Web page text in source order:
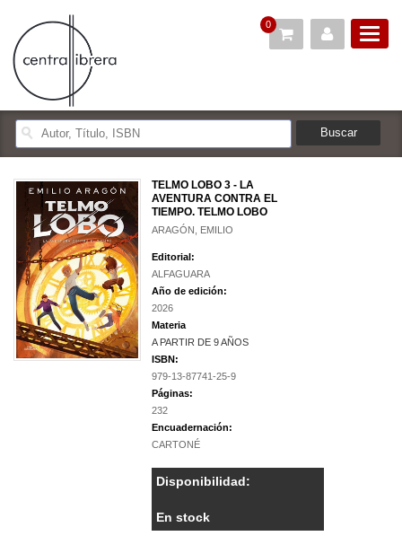
0
TELMO LOBO 3 - LA
AVENTURA CONTRA EL
TIEMPO. TELMO LOBO
ARAGÓN, EMILIO
Editorial:
ALFAGUARA
Año de edición:
2026
Materia
A PARTIR DE 9 AÑOS
ISBN:
979-13-87741-25-9
Páginas:
232
Encuadernación:
CARTONÉ
Disponibilidad:
En stock